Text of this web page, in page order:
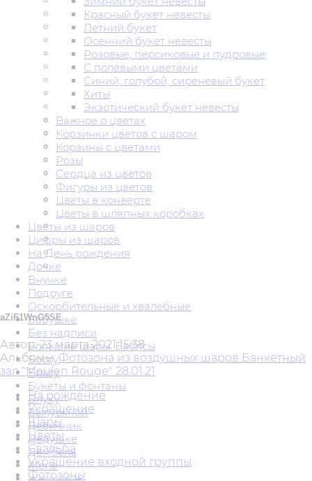
Красный букет невесты
Летний букет
Осенний букет невесты
Розовые, персиковые и пудровые
С полевыми цветами
Синий, голубой, сиреневый букет
Хиты
Экзотический букет невесты
Важное о цветах
Корзинки цветов с шаром
Корзины с цветами
Розы
Сердца из цветов
Фигуры из цветов
Цветы в конверте
Цветы в шляпных коробках
Цветы из шаров
Цифры из шаров
На День рождения
Дочке
Внучке
Подруге
Оскорбительные и хвалебные
Бабушке
Без надписи
Большие шары. Баблсы
Боссу
Брату
Букеты и фонтаны
Внуку
Выпускной
Девичник
Дедушке
Дембель
Жене
aZiF1WnG5SE
Автор:23 марта 2021 15:38
Альбомы:Фотозона из воздушных шаров Банкетный
зал "Moulen Rouge" 28.01.21
На рождение
Украшение
Шары
Цветы
Свадьба
Украшение входной группы
Фотозоны